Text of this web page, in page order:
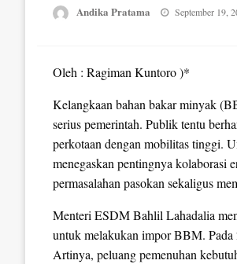
Andika Pratama
Posted
September 19,
Oleh : Ragiman Kuntoro )*
Kelangkaan bahan bakar minyak
serius pemerintah. Publik tentu
perkotaan dengan mobilitas tinggi.
menegaskan pentingnya kolaborasi
permasalahan pasokan sekaligus
Menteri ESDM Bahlil Lahadalia
untuk melakukan impor BBM. Pada
Artinya, peluang pemenuhan